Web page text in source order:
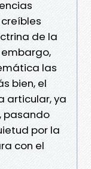
de la
embargo,
las
bien, el
articular, ya
pasando
por la
con el